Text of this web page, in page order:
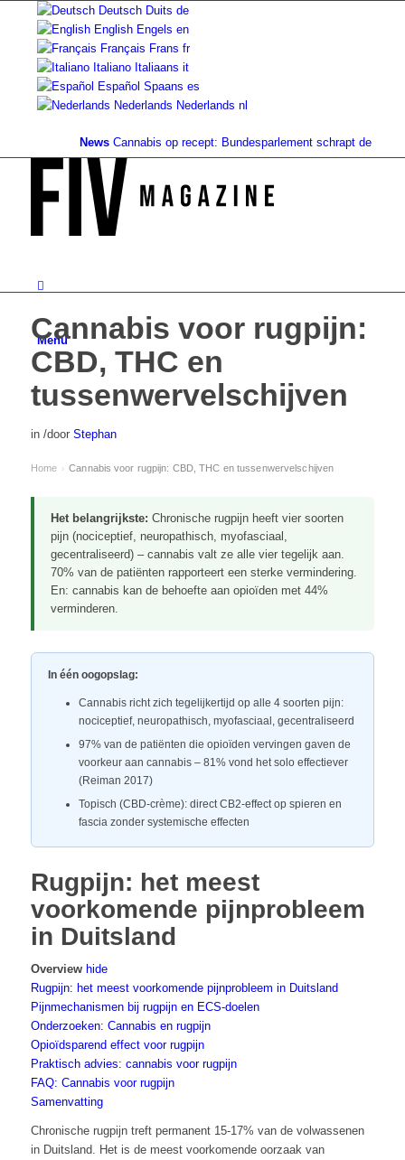
Deutsch Duits de
English Engels en
Français Frans fr
Italiano Italiaans it
Español Spaans es
Nederlands Nederlands nl
News Cannabis op recept: Bundesparlement schrapt de dekking...
Menu
Cannabis voor rugpijn:
CBD, THC en
tussenwervelschijven
in /door Stephan
Home › Cannabis voor rugpijn: CBD, THC en tussenwervelschijven
Het belangrijkste: Chronische rugpijn heeft vier soorten
pijn (nociceptief, neuropathisch, myofasciaal,
gecentraliseerd) – cannabis valt ze alle vier tegelijk aan.
70% van de patiënten rapporteert een sterke vermindering.
En: cannabis kan de behoefte aan opioïden met 44%
verminderen.
In één oogopslag:
Cannabis richt zich tegelijkertijd op alle 4 soorten pijn:
nociceptief, neuropathisch, myofasciaal, gecentraliseerd
97% van de patiënten die opioïden vervingen gaven de
voorkeur aan cannabis – 81% vond het solo effectiever
(Reiman 2017)
Topisch (CBD-crème): direct CB2-effect op spieren en
fascia zonder systemische effecten
Rugpijn: het meest
voorkomende pijnprobleem
in Duitsland
Overview hide
Rugpijn: het meest voorkomende pijnprobleem in Duitsland
Pijnmechanismen bij rugpijn en ECS-doelen
Onderzoeken: Cannabis en rugpijn
Opioïdsparend effect voor rugpijn
Praktisch advies: cannabis voor rugpijn
FAQ: Cannabis voor rugpijn
Samenvatting
Chronische rugpijn treft permanent 15-17% van de volwassenen
in Duitsland. Het is de meest voorkomende oorzaak van